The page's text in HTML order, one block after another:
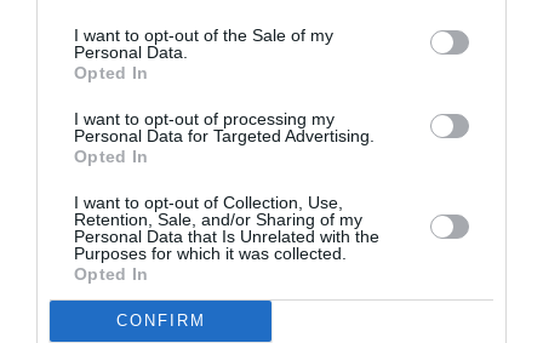
I want to opt-out of the Sale of my
Personal Data.
Opted In
I want to opt-out of processing my
Personal Data for Targeted Advertising.
Opted In
I want to opt-out of Collection, Use,
Retention, Sale, and/or Sharing of my
Personal Data that Is Unrelated with the
Purposes for which it was collected.
Opted In
CONFIRM
Δούκισσας. «Δεν θα δείτε ποτέ βασιλικό πρόσωπο με γυμνά
πόδια», δήλωσε πρόσφατα η βασιλική ανταποκρίτρια Victoria
σκληρός, σταθερός κανόνας σε όλα όσα απαιτεί η
βασίλισσα”.